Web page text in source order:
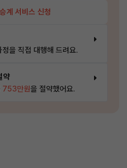
계 서비스 신청
을 직접 대행해 드려요.
약
753만원을 절약했어요.